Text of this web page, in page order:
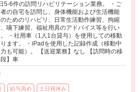
5-6件の訪問リハビリテーション業務。 ・ご
の自宅を訪問し、身体機能および生活機能
のためのリハビリ、日常生活動作練習、拘縮
嚥下練習、福祉用具のアドバイス等を行い
。 ・社用車（1人1台貸与）を使用しての移動
ります。 ・iPadを使用した記録作成（移動中
も可能）。 【送迎業務】なし 【訪問時の移
】車
給与高め 土日祝休み